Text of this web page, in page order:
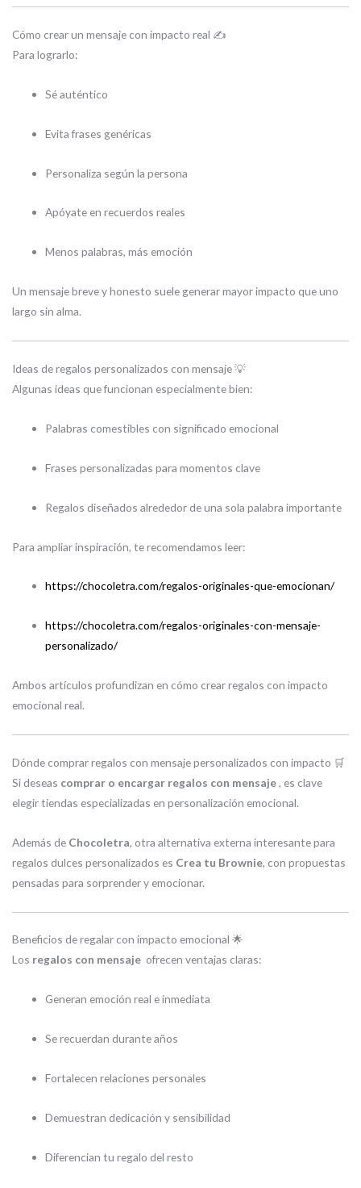
Cómo crear un mensaje con impacto real ✍️
Para lograrlo:
Sé auténtico
Evita frases genéricas
Personaliza según la persona
Apóyate en recuerdos reales
Menos palabras, más emoción
Un mensaje breve y honesto suele generar mayor impacto que uno
largo sin alma.
Ideas de regalos personalizados con mensaje 💡
Algunas ideas que funcionan especialmente bien:
Palabras comestibles con significado emocional
Frases personalizadas para momentos clave
Regalos diseñados alrededor de una sola palabra importante
Para ampliar inspiración, te recomendamos leer:
https://chocoletra.com/regalos-originales-que-emocionan/
https://chocoletra.com/regalos-originales-con-mensaje-
personalizado/
Ambos artículos profundizan en cómo crear regalos con impacto
emocional real.
Dónde comprar regalos con mensaje personalizados con impacto 🛒
Si deseas comprar o encargar regalos con mensaje, es clave
elegir tiendas especializadas en personalización emocional.
Además de Chocoletra, otra alternativa externa interesante para
regalos dulces personalizados es Crea tu Brownie, con propuestas
pensadas para sorprender y emocionar.
Beneficios de regalar con impacto emocional 🌟
Los regalos con mensaje ofrecen ventajas claras:
Generan emoción real e inmediata
Se recuerdan durante años
Fortalecen relaciones personales
Demuestran dedicación y sensibilidad
Diferencian tu regalo del resto